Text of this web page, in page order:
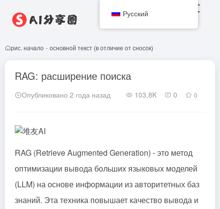
рис. начало - основной текст (в отличие от сносок)
RAG: расширение поиска
Опубликовано 2 года назад 103.8K 0 0
RAG (Retrieve Augmented Generation) - это метод
оптимизации вывода больших языковых моделей
(LLM) на основе информации из авторитетных баз
знаний. Эта техника повышает качество вывода и
Русский